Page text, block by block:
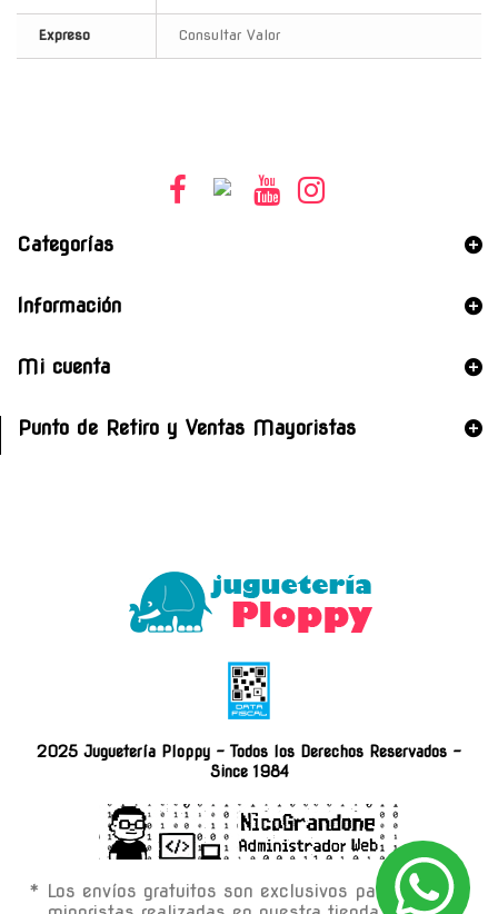
Expreso Consultar Valor
Categorías
Información
Mi cuenta
Punto de Retiro y Ventas Mayoristas
2025 Juguetería Ploppy - Todos los Derechos Reservados -
Since 1984
* Los envíos gratuitos son exclusivos para compras